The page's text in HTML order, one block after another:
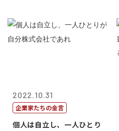
2022.10.31
企業家たちの金言
個人は自立し、一人ひとり